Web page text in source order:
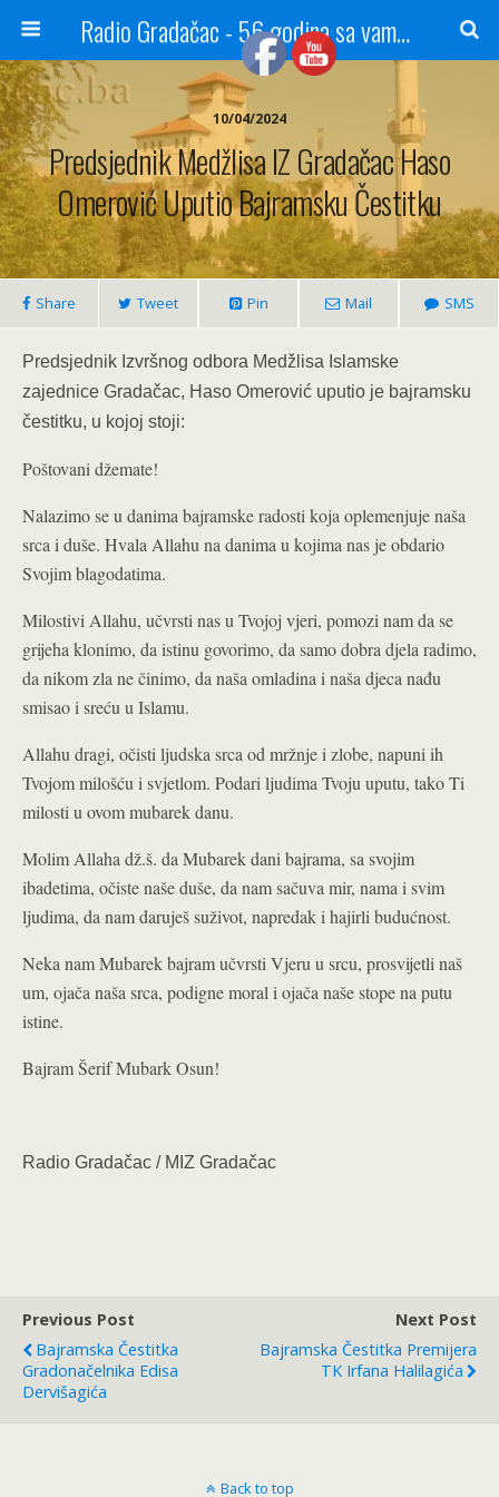
Radio Gradačac - 56 godina sa vama...
10/04/2024
Predsjednik Medžlisa IZ Gradačac Haso
Omerović Uputio Bajramsku Čestitku
Share Tweet Pin Mail SMS
Predsjednik Izvršnog odbora Medžlisa Islamske
zajednice Gradačac, Haso Omerović uputio je bajramsku
čestitku, u kojoj stoji:
Poštovani džemate!
Nalazimo se u danima bajramske radosti koja oplemenjuje naša
srca i duše. Hvala Allahu na danima u kojima nas je obdario
Svojim blagodatima.
Milostivi Allahu, učvrsti nas u Tvojoj vjeri, pomozi nam da se
grijeha klonimo, da istinu govorimo, da samo dobra djela radimo,
da nikom zla ne činimo, da naša omladina i naša djeca nađu
smisao i sreću u Islamu.
Allahu dragi, očisti ljudska srca od mržnje i zlobe, napuni ih
Tvojom milošću i svjetlom. Podari ljudima Tvoju uputu, tako Ti
milosti u ovom mubarek danu.
Molim Allaha dž.š. da Mubarek dani bajrama, sa svojim
ibadetima, očiste naše duše, da nam sačuva mir, nama i svim
ljudima, da nam daruješ suživot, napredak i hajirli budućnost.
Neka nam Mubarek bajram učvrsti Vjeru u srcu, prosvijetli naš
um, ojača naša srca, podigne moral i ojača naše stope na putu
istine.
Bajram Šerif Mubark Osun!
Radio Gradačac / MIZ Gradačac
Previous Post
Bajramska Čestitka
Gradonačelnika Edisa
Dervišagića
Next Post
Bajramska Čestitka Premijera
TK Irfana Halilagića
Back to top